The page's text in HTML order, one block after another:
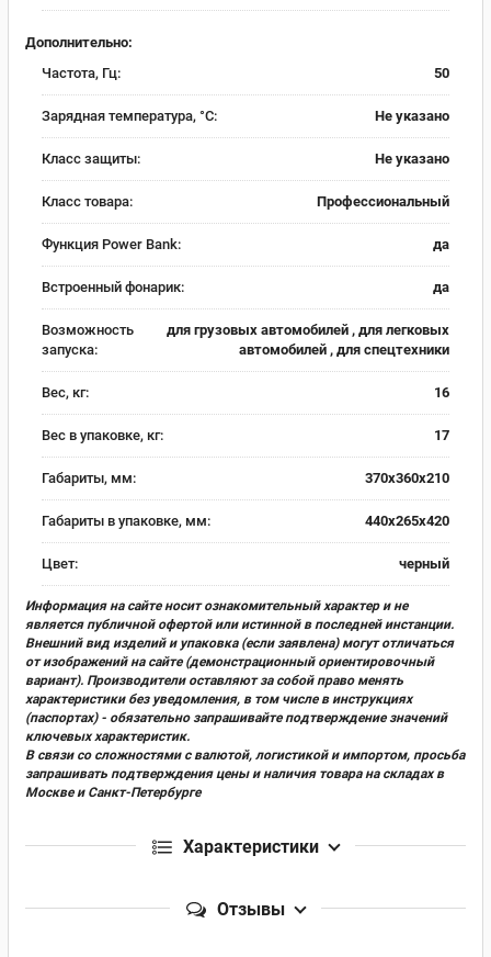
Дополнительно:
Частота, Гц:
50
Зарядная температура, °C: Не указано
Класс защиты: Не указано
Класс товара: Профессиональный
Функция Power Bank: да
Встроенный фонарик: да
Возможность
запуска:
для грузовых автомобилей , для легковых
автомобилей , для спецтехники
Вес, кг: 16
Вес в упаковке, кг: 17
Габариты, мм: 370х360х210
Габариты в упаковке, мм: 440х265х420
Цвет: черный
Информация на сайте носит ознакомительный характер и не
является публичной офертой или истинной в последней инстанции.
Внешний вид изделий и упаковка (если заявлена) могут отличаться
от изображений на сайте (демонстрационный ориентировочный
вариант). Производители оставляют за собой право менять
характеристики без уведомления, в том числе в инструкциях
(паспортах) - обязательно запрашивайте подтверждение значений
ключевых характеристик.
В связи со сложностями с валютой, логистикой и импортом, просьба
запрашивать подтверждения цены и наличия товара на складах в
Москве и Санкт-Петербурге
Характеристики
Отзывы